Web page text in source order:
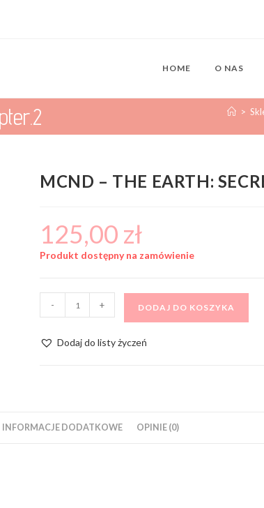
HOME O NAS
>
MCND – THE EARTH:
125,00 zł
Produkt dostępny na zamówienie
- + DODAJ DO KOSZYKA
Dodaj do listy życzeń
INFORMACJE DODATKOWE OPINIE (0)